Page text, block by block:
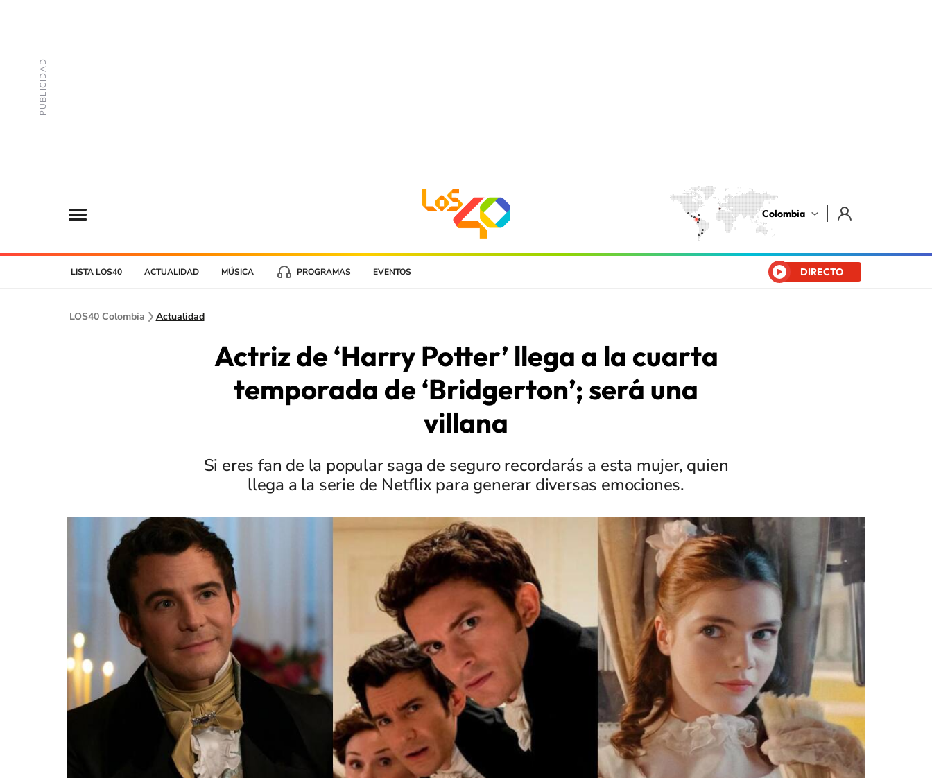
Colombia
LISTA LOS40 ACTUALIDAD MÚSICA PROGRAMAS EVENTOS DIRECTO
LOS40 Colombia Actualidad
Actriz de ‘Harry Potter’ llega a la cuarta
temporada de ‘Bridgerton’; será una
villana
Si eres fan de la popular saga de seguro recordarás a esta mujer, quien
llega a la serie de Netflix para generar diversas emociones.